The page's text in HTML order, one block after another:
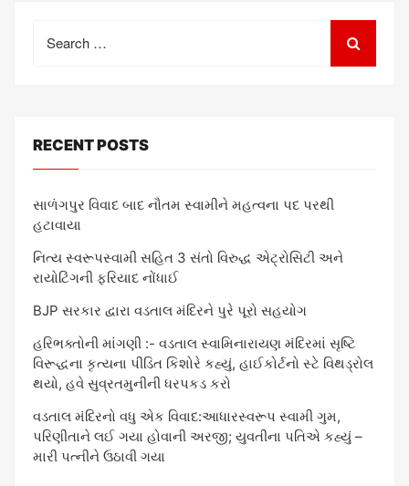
for:
RECENT POSTS
સાળંગપુર વિવાદ બાદ નૌતમ સ્વામીને મહત્વના પદ પરથી
હટાવાયા
નિત્ય સ્વરૂપસ્વામી સહિત 3 સંતો વિરુદ્ધ એટ્રોસિટી અને
રાયોટિંગની ફરિયાદ નોંધાઈ
BJP સરકાર દ્વારા વડતાલ મંદિરને પુરે પૂરો સહયોગ
હરિભક્તોની માંગણી :- વડતાલ સ્વામિનારાયણ મંદિરમાં સૃષ્ટિ
વિરૂદ્ધના કૃત્યના પીડિત કિશોરે કહ્યું, હાઈકોર્ટનો સ્ટે વિથડ્રોલ
થયો, હવે સુવ્રતમુનીની ધરપકડ કરો
વડતાલ મંદિરનો વધુ એક વિવાદ:આધારસ્વરૂપ સ્વામી ગુમ,
પરિણીતાને લઈ ગયા હોવાની અરજી; યુવતીના પતિએ કહ્યું –
મારી પત્નીને ઉઠાવી ગયા